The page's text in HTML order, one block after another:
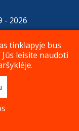
- 2026
tinklapyje bus
leisite naudoti